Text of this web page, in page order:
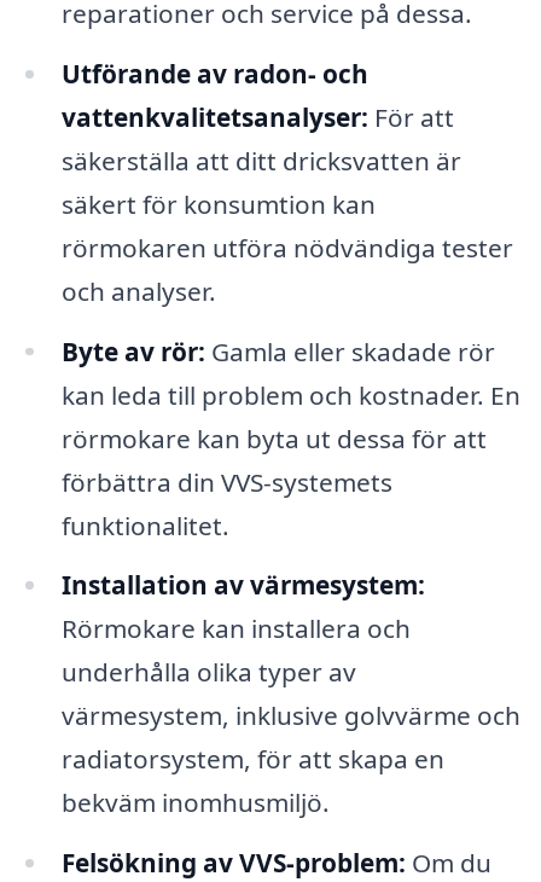
reparationer och service på dessa.
Utförande av radon- och
vattenkvalitetsanalyser: För att
säkerställa att ditt dricksvatten är
säkert för konsumtion kan
rörmokaren utföra nödvändiga tester
och analyser.
Byte av rör: Gamla eller skadade rör
kan leda till problem och kostnader. En
rörmokare kan byta ut dessa för att
förbättra din VVS-systemets
funktionalitet.
Installation av värmesystem:
Rörmokare kan installera och
underhålla olika typer av
värmesystem, inklusive golvvärme och
radiatorsystem, för att skapa en
bekväm inomhusmiljö.
Felsökning av VVS-problem: Om du